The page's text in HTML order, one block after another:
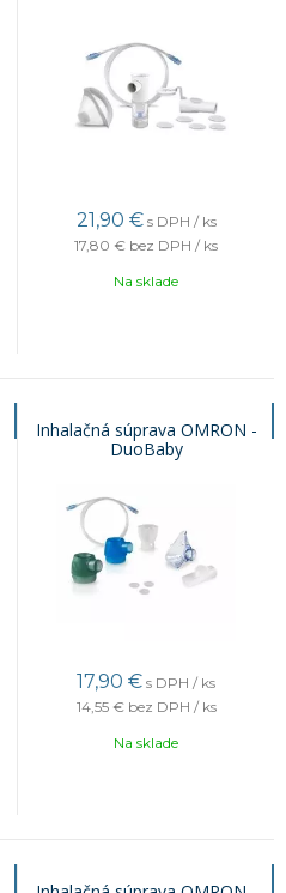
21,90 € s DPH / ks
17,80 € bez DPH / ks
Na sklade
Inhalačná súprava OMRON -
DuoBaby
17,90 € s DPH / ks
14,55 € bez DPH / ks
Na sklade